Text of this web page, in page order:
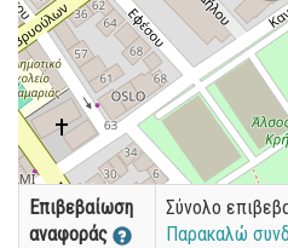
Επιβεβαίωση
αναφοράς
Σύνολο
Παρακαλώ